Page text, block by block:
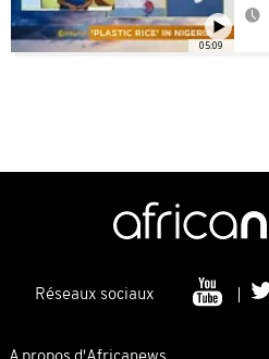
05:09
Réseaux sociaux